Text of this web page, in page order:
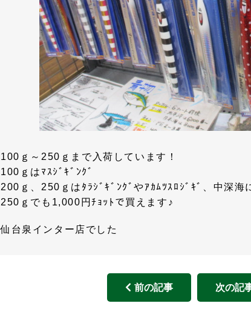
100ｇ～250ｇまで入荷しています！
100ｇはﾏｽｼﾞｷﾞﾝｸﾞ
200ｇ、250ｇはﾀﾗｼﾞｷﾞﾝｸﾞやｱｶﾑﾂｽﾛｼﾞｷﾞ、中深海
250ｇでも1,000円ﾁｮｯﾄで買えます♪
仙台泉インター店でした
前の記事 次の記